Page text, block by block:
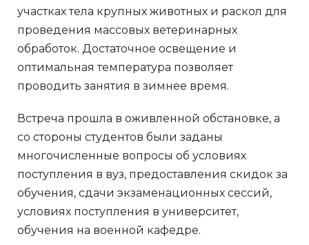
участках тела крупных животных и раскол для
проведения массовых ветеринарных
обработок. Достаточное освещение и
оптимальная температура позволяет
проводить занятия в зимнее время.
Встреча прошла в оживленной обстановке, а
со стороны студентов были заданы
многочисленные вопросы об условиях
поступления в вуз, предоставления скидок за
обучения, сдачи экзаменационных сессий,
условиях поступления в университет,
обучения на военной кафедре.